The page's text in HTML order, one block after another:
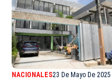
NACIONALES23 De Mayo De 2025